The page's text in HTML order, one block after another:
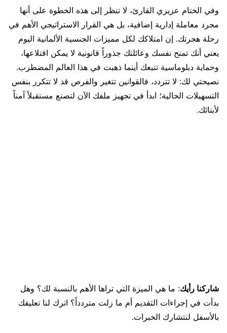
وفي الختام عزيزي القارئ، لا تنظر إلى هذه الخطوة على أنها
مجرد معاملة إدارية إضافية، بل هي القرار الاستراتيجي الأهم في
رحلة هجرتك. إن امتلاكك لكل مميزات الجنسية الألمانية اليوم
يعني أنك تمنح نفسك وعائلتك جذوراً قانونية لا يمكن اقتلاعها،
وحماية دبلوماسية تتبعك أينما ذهبت في هذا العالم المضطرب.
نصيحتي لك: لا تتردد، فالقوانين تتغير والفرص قد لا تتكرر بنفس
التسهيلات الحالية؛ ابدأ في تجهيز ملفك الآن لتصنع مستقبلاً آمناً
لأبنائك.
شاركنا رأيك: ما هي الميزة التي تراها الأهم بالنسبة لك؟ وهل
بدأت في إجراءات التقديم أم ما زلت متردداً؟ اترك لنا تعليقك
بالأسفل لنتشارك الخبرات.